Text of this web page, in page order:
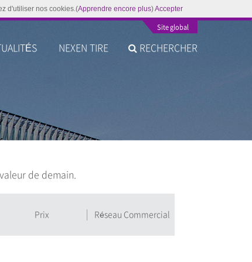
d'utiliser nos cookies.(Apprendre encore plus)Accepter
Site global
NEXEN TIRE RECHERCHER
de demain.
Prix Réseau Commercial